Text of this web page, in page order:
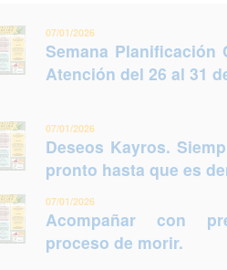
07/01/2026
Semana Planificación
Atención del 26 al 31
07/01/2026
Deseos Kayros.
pronto hasta que es
07/01/2026
Acompañar con
proceso de morir.